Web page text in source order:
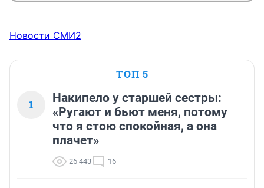
Новости СМИ2
ТОП 5
1
Накипело у старшей сестры:
«Ругают и бьют меня, потому
что я стою спокойная, а она
плачет»
26 443 16